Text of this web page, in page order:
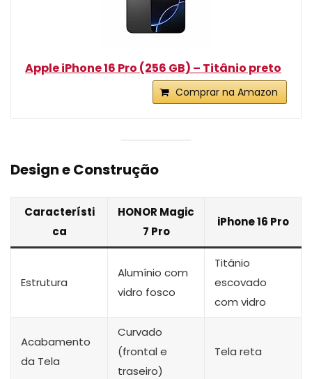
Apple iPhone 16 Pro (256 GB) – Titânio preto
Comprar na Amazon
Design e Construção
Característi
ca
HONOR Magic
7 Pro
iPhone 16 Pro
Estrutura
Alumínio com
vidro fosco
Titânio
escovado
com vidro
Acabamento
da Tela
Curvado
(frontal e
traseiro)
Tela reta